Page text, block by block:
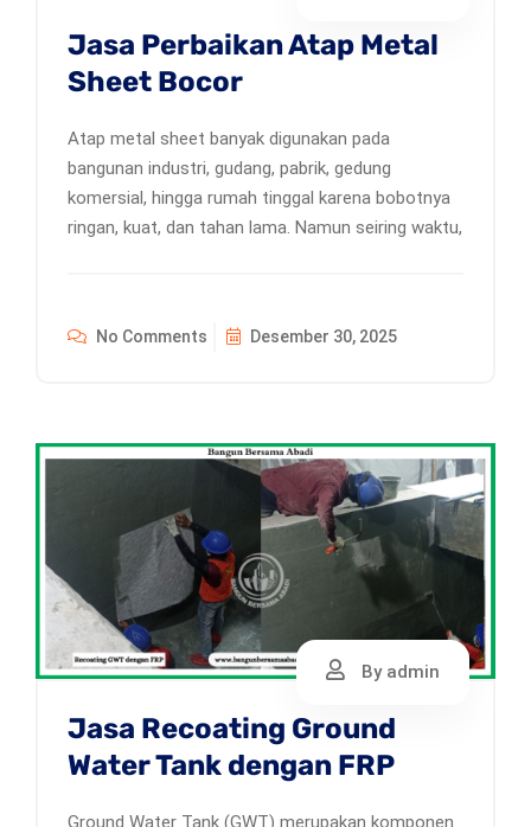
Jasa Perbaikan Atap Metal
Sheet Bocor
Atap metal sheet banyak digunakan pada
bangunan industri, gudang, pabrik, gedung
komersial, hingga rumah tinggal karena bobotnya
ringan, kuat, dan tahan lama. Namun seiring waktu,
No Comments Desember 30, 2025
By admin
Jasa Recoating Ground
Water Tank dengan FRP